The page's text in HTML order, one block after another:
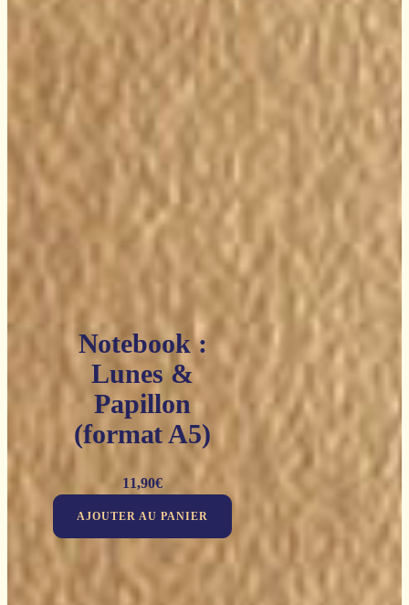
Notebook :
Lunes &
Papillon
(format A5)
11,90€
AJOUTER AU PANIER